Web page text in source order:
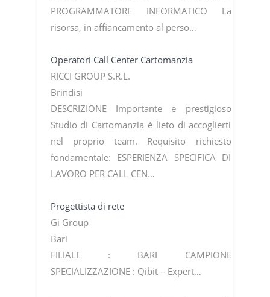
PROGRAMMATORE INFORMATICO La
risorsa, in affiancamento al perso…
Operatori Call Center Cartomanzia
RICCI GROUP S.R.L.
Brindisi
DESCRIZIONE Importante e prestigioso
Studio di Cartomanzia è lieto di accoglierti
nel proprio team. Requisito richiesto
fondamentale: ESPERIENZA SPECIFICA DI
LAVORO PER CALL CEN…
Progettista di rete
Gi Group
Bari
FILIALE : BARI CAMPIONE
SPECIALIZZAZIONE : Qibit – Expert…